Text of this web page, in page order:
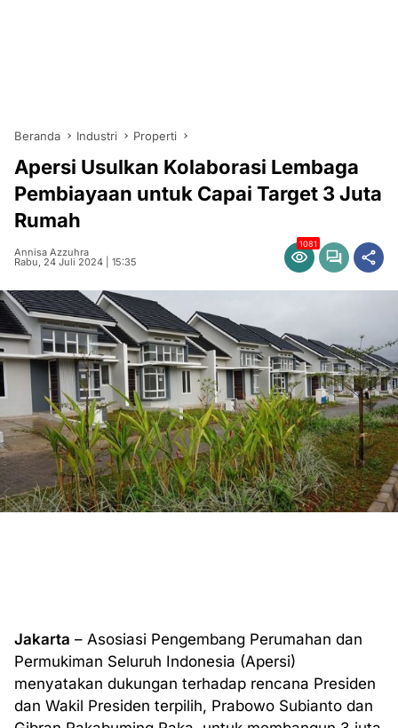
Beranda Industri Properti
Apersi Usulkan Kolaborasi Lembaga
Pembiayaan untuk Capai Target 3 Juta
Rumah
Annisa Azzuhra
Rabu, 24 Juli 2024 | 15:35
1081
Jakarta – Asosiasi Pengembang Perumahan dan
Permukiman Seluruh Indonesia (Apersi)
menyatakan dukungan terhadap rencana Presiden
dan Wakil Presiden terpilih, Prabowo Subianto dan